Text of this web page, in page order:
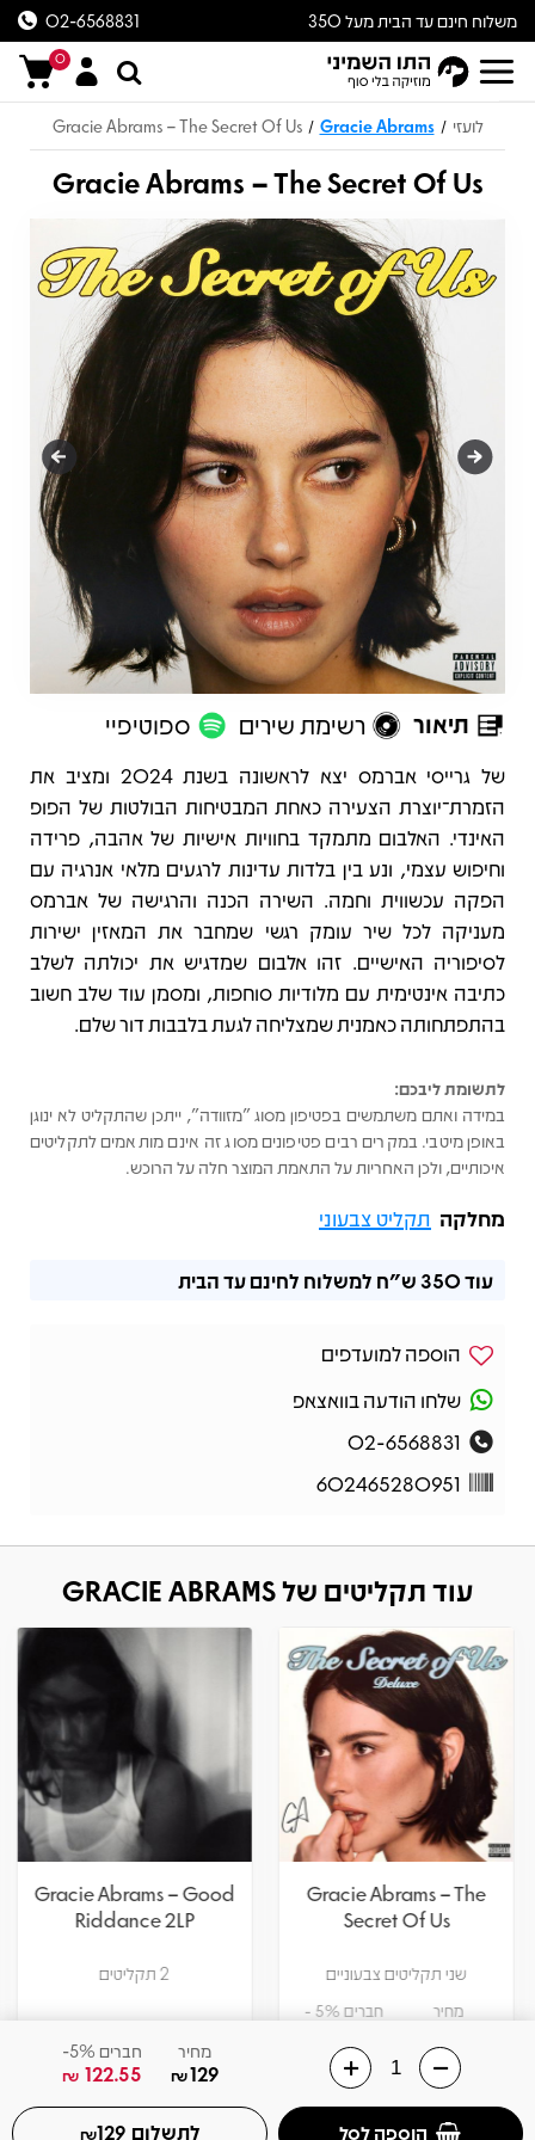
משלוח חינם עד הבית מעל 350
ש״ח
02-6568831
0
לועזי /
Gracie Abrams
/
Gracie Abrams – The Secret Of Us
Gracie Abrams – The Secret Of Us
תיאור רשימת שירים ספוטיפיי
תיאור
של גרייסי אברמס יצא לראשונה בשנת 2024 ומציב את
הזמרת־יוצרת הצעירה כאחת המבטיחות הבולטות של הפופ
האינדי. האלבום מתמקד בחוויות אישיות של אהבה, פרידה
וחיפוש עצמי, ונע בין בלדות עדינות לרגעים מלאי אנרגיה עם
הפקה עכשווית וחמה. השירה הכנה והרגישה של אברמס
מעניקה לכל שיר עומק רגשי שמחבר את המאזין ישירות
לסיפוריה האישיים. זהו אלבום שמדגיש את יכולתה לשלב
כתיבה אינטימית עם מלודיות סוחפות, ומסמן עוד שלב חשוב
בהתפתחותה כאמנית שמצליחה לגעת בלבבות דור שלם.
לתשומת ליבכם:
במידה ואתם משתמשים בפטיפון מסוג "מזוודה", ייתכן שהתקליט לא ינוגן
באופן מיטבי. במקרים רבים פטיפונים מסוג זה אינם מותאמים לתקליטים
איכותיים, ולכן האחריות על התאמת המוצר חלה על הרוכש.
מחלקה תקליט צבעוני
מחיר
129
₪
חברים 5%-
122.55
₪
הוספה לסל לתשלום 129
₪
עוד350 ש"ח למשלוח לחינם עד הבית
הוספה למועדפים
שלחו הודעה בוואצאפ
02-6568831
602465280951
עוד תקליטים של GRACIE ABRAMS
Gracie Abrams – The
Secret Of Us
שני תקליטים צבעוניים
מחיר חברים 5% -
הוספה לסל
Gracie Abrams – Good
Riddance 2LP
2 תקליטים
צפיה במוצר
אזל! עדכנו כשחוזר